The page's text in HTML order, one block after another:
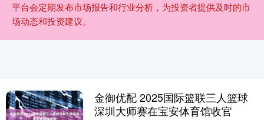
平台会定期发布市场报告和行业分析，为投资者提供及时的市
场动态和投资建议。
金御优配 2025国际篮联三人篮球
深圳大师赛在宝安体育馆收官